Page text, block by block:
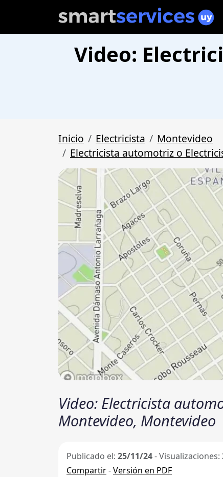
Video:
Inicio Electricista
Montevideo
Electricista automotriz o
Video: Electricista
Montevideo, Montevideo
Publicado el: 25/11/24- Visualizaciones:
Compartir-Versión en PDF